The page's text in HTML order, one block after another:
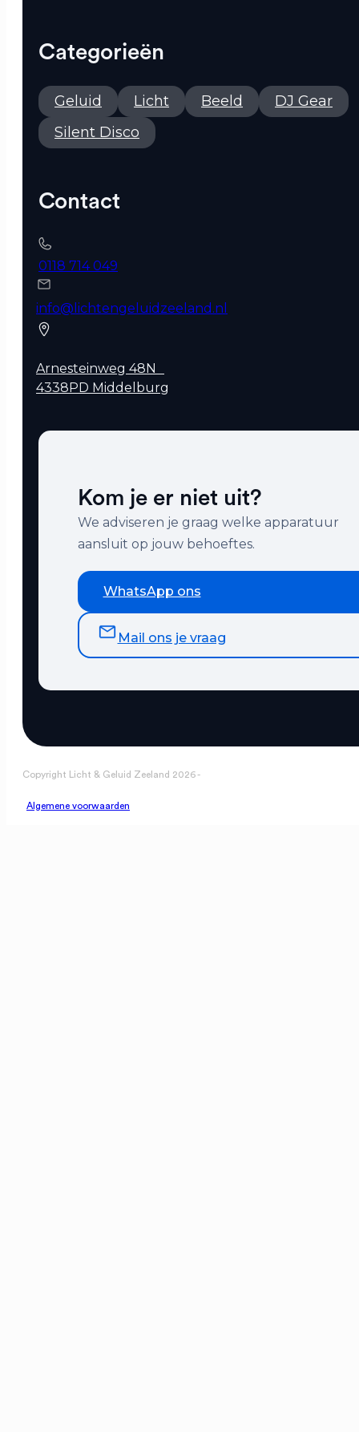
Categorieën
Geluid Licht Beeld
DJ Gear
Silent Disco
Contact
0118 714 049
info@lichtengeluidzeeland.nl
Arnesteinweg 48N
4338PD Middelburg
Kom je er niet uit?
We adviseren je graag welke apparatuur
aansluit op jouw behoeftes.
WhatsApp ons
Mail ons je vraag
Copyright Licht & Geluid Zeeland 2026 -
Algemene voorwaarden